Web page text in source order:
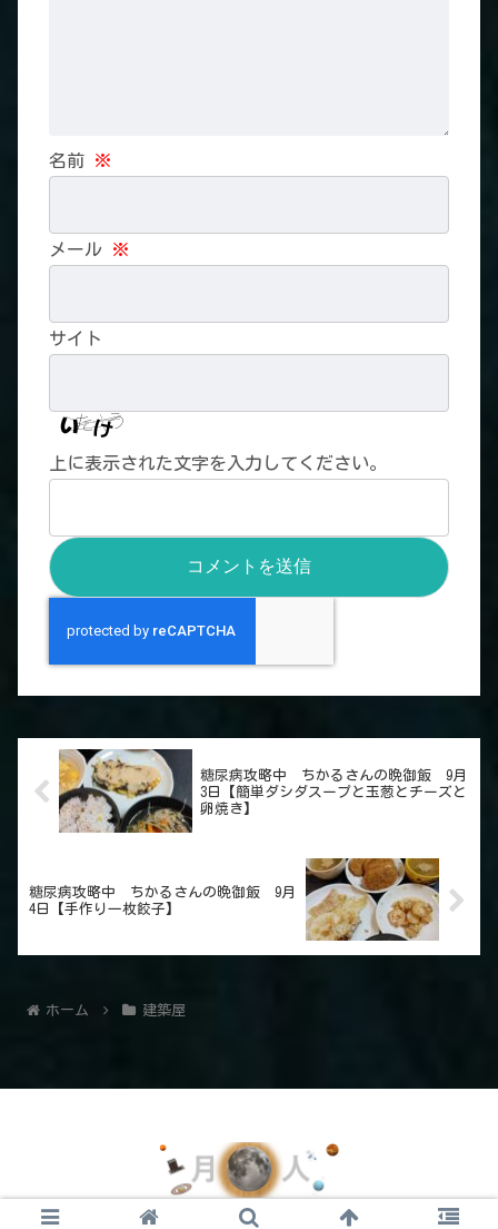
名前 ※
メール ※
サイト
上に表示された文字を入力してください。
糖尿病攻略中 ちかるさんの晩御飯 9月
3日【簡単ダシダスープと玉葱とチーズと
卵焼き】
糖尿病攻略中 ちかるさんの晩御飯 9月
4日【手作り一枚餃子】
ホーム 建築屋
© 2021 月の人のイラスト.